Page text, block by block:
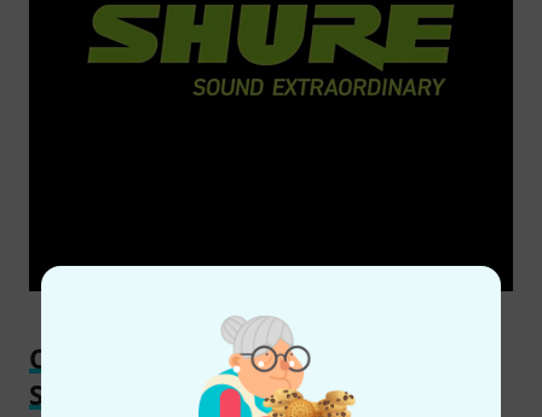
Optimale Ergänzung für ein flexibles
Setup